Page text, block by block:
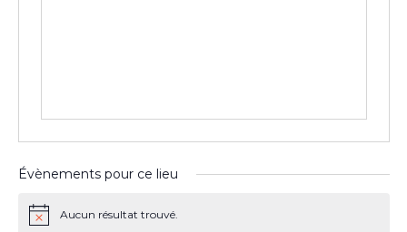
Évènements pour ce lieu
NoticeAucun résultat trouvé.